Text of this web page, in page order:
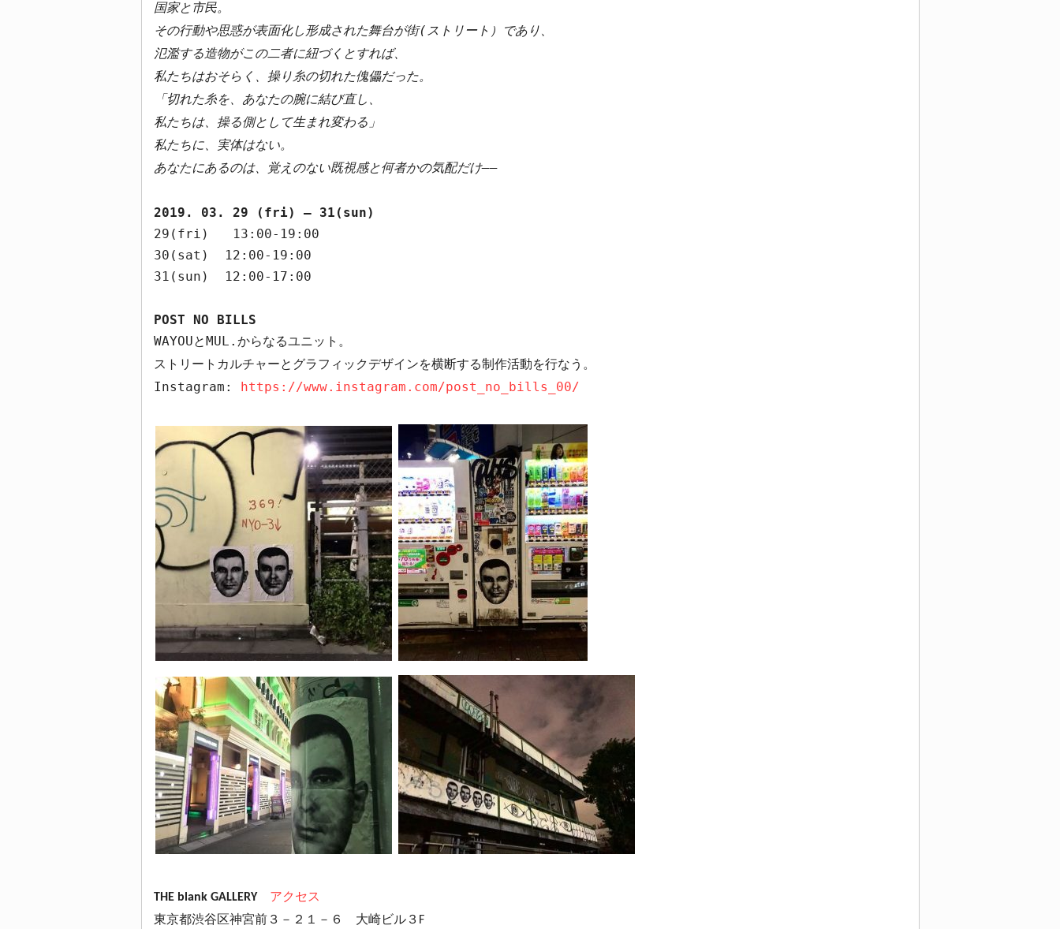
国家と市民。
その行動や思惑が表面化し形成された舞台が街(ストリート）であり、
氾濫する造物がこの二者に紐づくとすれば、
私たちはおそらく、操り糸の切れた傀儡だった。
「切れた糸を、あなたの腕に結び直し、
私たちは、操る側として生まれ変わる」
私たちに、実体はない。
あなたにあるのは、覚えのない既視感と何者かの気配だけ——
2019. 03. 29 (fri) – 31(sun)
29(fri) 13:00-19:00
30(sat) 12:00-19:00
31(sun) 12:00-17:00
POST NO BILLS
WAYOUとMUL. からなるユニット。
ストリートカルチャーとグラフィックデザインを横断する制作活動を行なう。
Instagram: https://www.instagram.com/post_no_bills_00/
THE blank GALLERY アクセス
東京都渋谷区神宮前３－２１－６ 大崎ビル３F